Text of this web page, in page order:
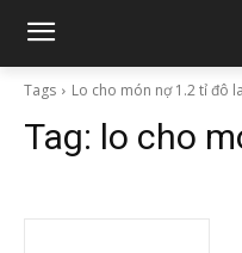
Tags Lo cho món nợ 1.2 tỉ đô la
Tag: lo cho